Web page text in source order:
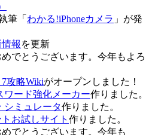
筆「 わかる!iPhoneカメラ 」が発
報 を更新
でとうございます。今年もよろ
攻略Wikiがオープンしました！
ワード強化メーカー作りました。
シミュレータ作りました。
お試しサイト 作りました。
でとうございます。今年も